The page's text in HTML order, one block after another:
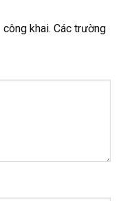
khai. Các trường